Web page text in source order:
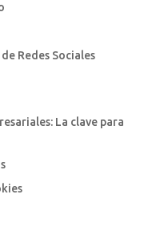
Redes Sociales
La clave para